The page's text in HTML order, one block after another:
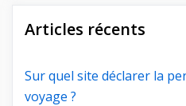
Articles récents
Sur quel site déclarer la
voyage ?